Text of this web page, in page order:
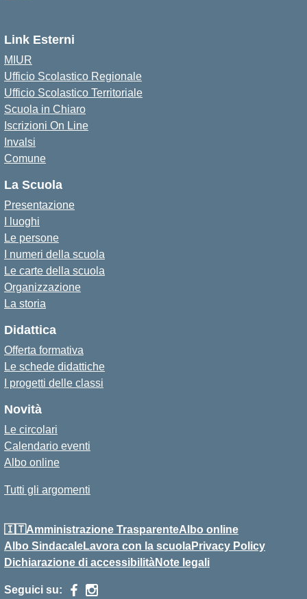
Link Esterni
MIUR
Ufficio Scolastico Regionale
Ufficio Scolastico Territoriale
Scuola in Chiaro
Iscrizioni On Line
Invalsi
Comune
La Scuola
Presentazione
I luoghi
Le persone
I numeri della scuola
Le carte della scuola
Organizzazione
La storia
Didattica
Offerta formativa
Le schede didattiche
I progetti delle classi
Novità
Le circolari
Calendario eventi
Albo online
Tutti gli argomenti
🇮🇹Amministrazione TrasparenteAlbo online
Albo SindacaleLavora con la scuolaPrivacy Policy
Dichiarazione di accessibilitàNote legali
Seguici su: